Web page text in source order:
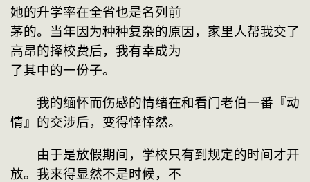
她的升学率在全省也是名列前
茅的。当年因为种种复杂的原因，家里人帮我交了
高昂的择校费后，我有幸成为
了其中的一份子。
我的缅怀而伤感的情绪在和看门老伯一番『动
情』的交涉后，变得悻悻然。
由于是放假期间，学校只有到规定的时间才开
放。我来得显然不是时候，不